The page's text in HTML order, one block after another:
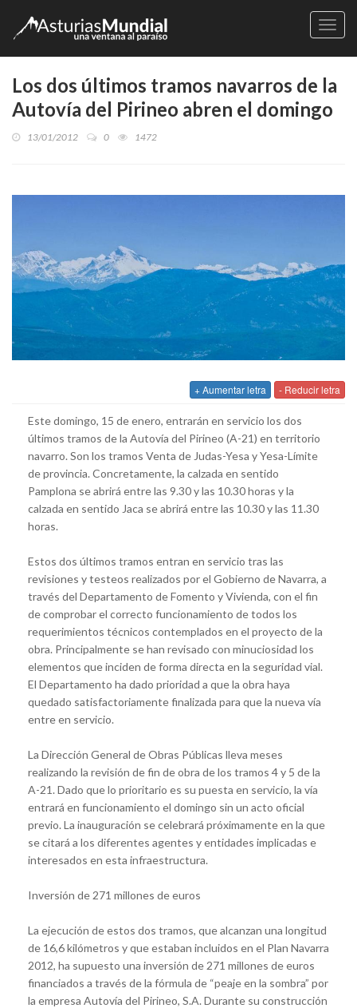
Los dos últimos tramos navarros de la
Autovía del Pirineo abren el domingo
13/01/2012 0 1472
+ Aumentar letra - Reducir letra
Este domingo, 15 de enero, entrarán en servicio los dos
últimos tramos de la Autovía del Pirineo (A-21) en territorio
navarro. Son los tramos Venta de Judas-Yesa y Yesa-Límite
de provincia. Concretamente, la calzada en sentido
Pamplona se abrirá entre las 9.30 y las 10.30 horas y la
calzada en sentido Jaca se abrirá entre las 10.30 y las 11.30
horas.
Estos dos últimos tramos entran en servicio tras las
revisiones y testeos realizados por el Gobierno de Navarra, a
través del Departamento de Fomento y Vivienda, con el fin
de comprobar el correcto funcionamiento de todos los
requerimientos técnicos contemplados en el proyecto de la
obra. Principalmente se han revisado con minuciosidad los
elementos que inciden de forma directa en la seguridad vial.
El Departamento ha dado prioridad a que la obra haya
quedado satisfactoriamente finalizada para que la nueva vía
entre en servicio.
La Dirección General de Obras Públicas lleva meses
realizando la revisión de fin de obra de los tramos 4 y 5 de la
A-21. Dado que lo prioritario es su puesta en servicio, la vía
entrará en funcionamiento el domingo sin un acto oficial
previo. La inauguración se celebrará próximamente en la que
se citará a los diferentes agentes y entidades implicadas e
interesados en esta infraestructura.
Inversión de 271 millones de euros
La ejecución de estos dos tramos, que alcanzan una longitud
de 16,6 kilómetros y que estaban incluidos en el Plan Navarra
2012, ha supuesto una inversión de 271 millones de euros
financiados a través de la fórmula de “peaje en la sombra” por
la empresa Autovía del Pirineo, S.A. Durante su construcción